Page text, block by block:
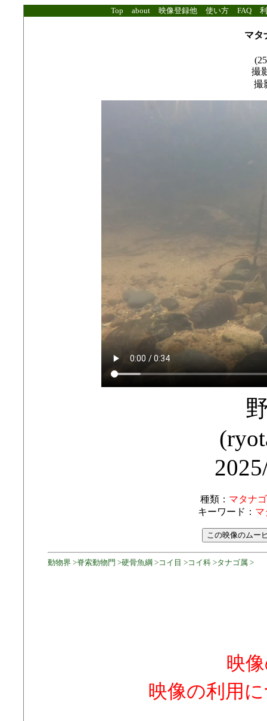
Top about 映像登録他 使い方 FAQ
マタ
撮
撮
種類： マタナゴ
キーワード： マ
動物界 >脊索動物門 >硬骨魚綱 >コイ目 >コイ科 >タナゴ属 >
映
映像の利用